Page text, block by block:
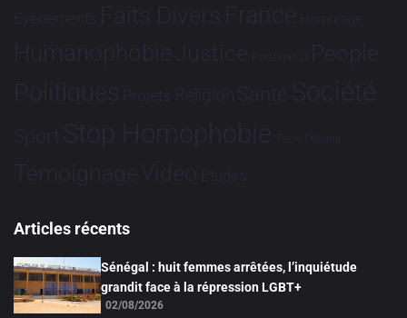
Evénements Faits Divers France Hommage
HumanophobieJustice Partenariat People
Politiques Projets Religion Santé Société
Sport Stop Homophobie Tech Tribune
TémoignageVidéo Études
Articles récents
Sénégal : huit femmes arrêtées, l’inquiétude
grandit face à la répression LGBT+
02/08/2026